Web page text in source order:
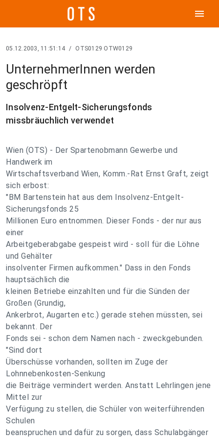
menu
05.12.2003, 11:51:14 / OTS0129 OTW0129
UnternehmerInnen werden
geschröpft
Insolvenz-Entgelt-Sicherungsfonds
missbräuchlich verwendet
Wien (OTS) - Der Spartenobmann Gewerbe und
Handwerk im
Wirtschaftsverband Wien, Komm.-Rat Ernst Graft, zeigt
sich erbost:
"BM Bartenstein hat aus dem Insolvenz-Entgelt-
Sicherungsfonds 25
Millionen Euro entnommen. Dieser Fonds - der nur aus
einer
Arbeitgeberabgabe gespeist wird - soll für die Löhne
und Gehälter
insolventer Firmen aufkommen." Dass in den Fonds
hauptsächlich die
kleinen Betriebe einzahlten und für die Sünden der
Großen (Grundig,
Ankerbrot, Augarten etc.) gerade stehen müssten, sei
bekannt. Der
Fonds sei - schon dem Namen nach - zweckgebunden.
"Sind dort
Überschüsse vorhanden, sollten im Zuge der
Lohnnebenkosten-Senkung
die Beiträge vermindert werden. Anstatt Lehrlingen jene
Mittel zur
Verfügung zu stellen, die Schüler von weiterführenden
Schulen
beanspruchen und dafür zu sorgen, dass Schulabgänger